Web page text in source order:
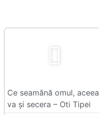
Ce seamănă omul, aceea
va și secera – Oti Tipei